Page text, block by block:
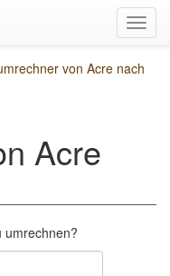
von Acre nach
Acre
umrechnen?